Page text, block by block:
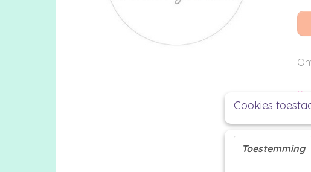
Ik
Cookies
Toestemming